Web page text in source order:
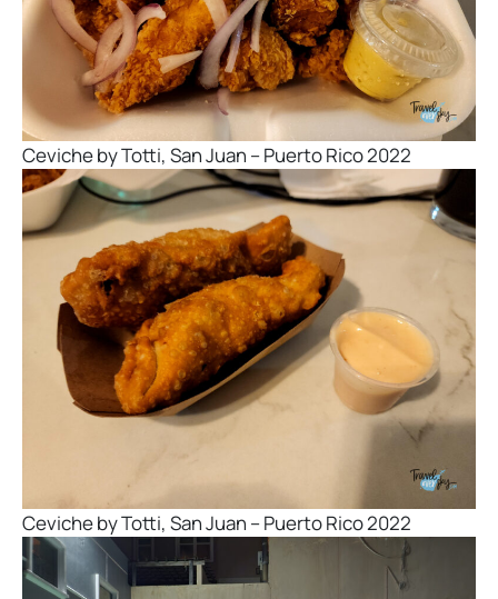
Ceviche by Totti, San Juan – Puerto Rico 2022
Ceviche by Totti, San Juan – Puerto Rico 2022